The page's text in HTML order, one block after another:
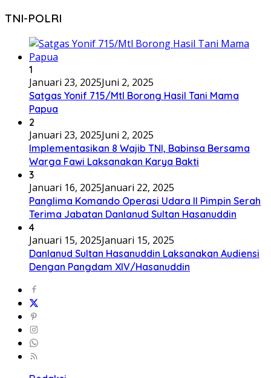
TNI-POLRI
1
Januari 23, 2025Juni 2, 2025
Satgas Yonif 715/Mtl Borong Hasil Tani Mama
Papua
2
Januari 23, 2025Juni 2, 2025
Implementasikan 8 Wajib TNI, Babinsa Bersama
Warga Fawi Laksanakan Karya Bakti
3
Januari 16, 2025Januari 22, 2025
Panglima Komando Operasi Udara II Pimpin Serah
Terima Jabatan Danlanud Sultan Hasanuddin
4
Januari 15, 2025Januari 15, 2025
Danlanud Sultan Hasanuddin Laksanakan Audiensi
Dengan Pangdam XIV/Hasanuddin